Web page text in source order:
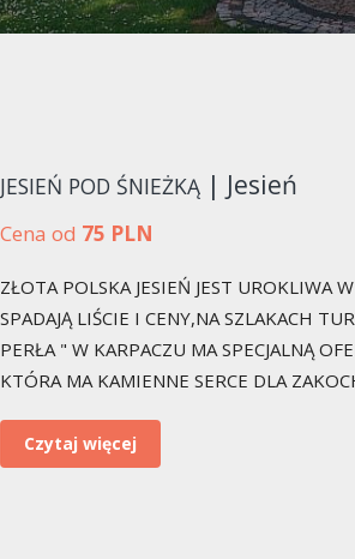
JESIEŃ POD ŚNIEŻKĄ | Jesień
Cena od 75 PLN
ZŁOTA POLSKA JESIEŃ JEST UROKLIWA
SPADAJĄ LIŚCIE I CENY,NA SZLAKACH
PERŁA " W KARPACZU MA SPECJALNĄ
KTÓRA MA KAMIENNE SERCE DLA
Czytaj więcej